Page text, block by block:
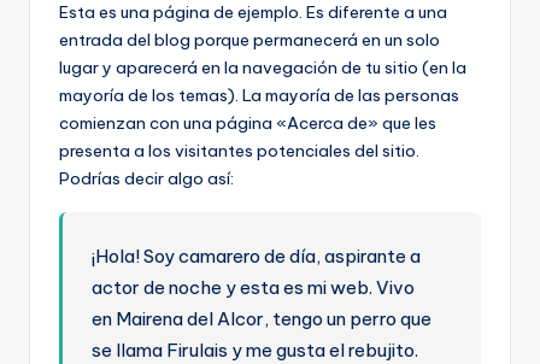
o
rt
o
Esta es una página de ejemplo. Es diferente a una
entrada del blog porque permanecerá en un solo
lugar y aparecerá en la navegación de tu sitio (en la
mayoría de los temas). La mayoría de las personas
comienzan con una página «Acerca de» que les
presenta a los visitantes potenciales del sitio.
Podrías decir algo así:
¡Hola! Soy camarero de día, aspirante a
actor de noche y esta es mi web. Vivo
en Mairena del Alcor, tengo un perro que
se llama Firulais y me gusta el rebujito.